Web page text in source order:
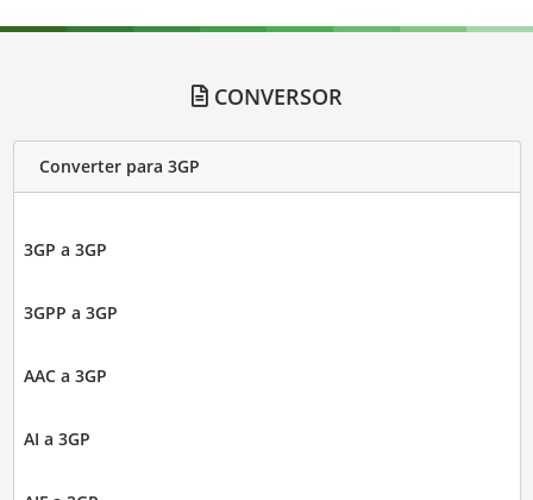
CONVERSOR
Converter para 3GP
3GP a 3GP
3GPP a 3GP
AAC a 3GP
AI a 3GP